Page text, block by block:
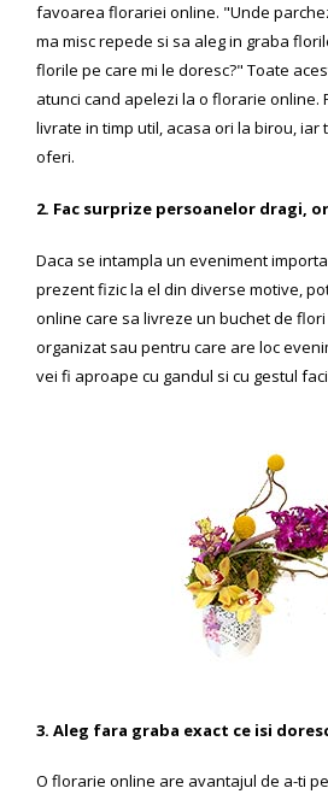
favoarea florariei online. "Unde
ma misc repede si sa aleg in graba
florile pe care mi le doresc?" Toate
atunci cand apelezi la o florarie online.
livrate in timp util, acasa ori la birou, iar
oferi.
2. Fac surprize persoanelor dragi,
Daca se intampla un eveniment
prezent fizic la el din diverse motive,
online care sa livreze un buchet de
organizat sau pentru care are loc
vei fi aproape cu gandul si cu gestul
3. Aleg fara graba exact ce isi
O florarie online are avantajul de a-ti